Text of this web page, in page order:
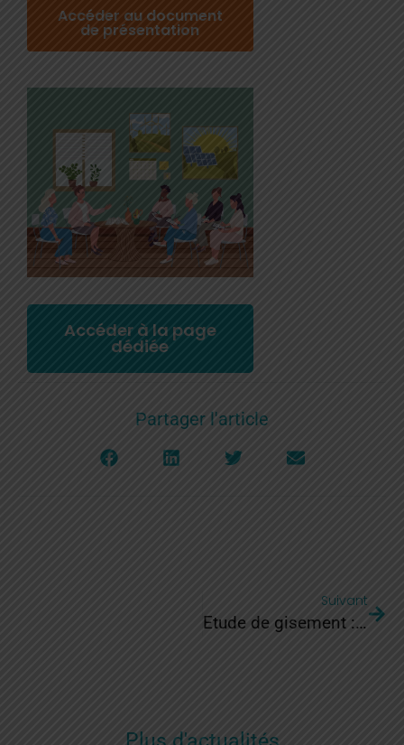
Accéder au document
de présentation
Accéder à la page
dédiée
Partager l'article
Suivant
Etude de gisement : droit de réponse de la CCVOO